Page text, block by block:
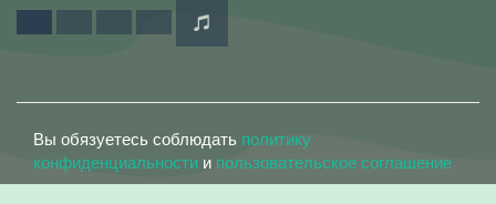
Вы обязуетесь соблюдать политику
конфиденциальности и пользовательское соглашение